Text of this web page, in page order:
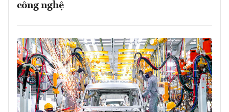
công nghệ